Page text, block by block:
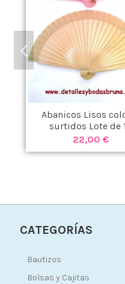
Abanicos Lisos
surtidos Lote de
unidades
22,00 €
CATEGORÍAS
Bautizos
Bolsas y Cajitas